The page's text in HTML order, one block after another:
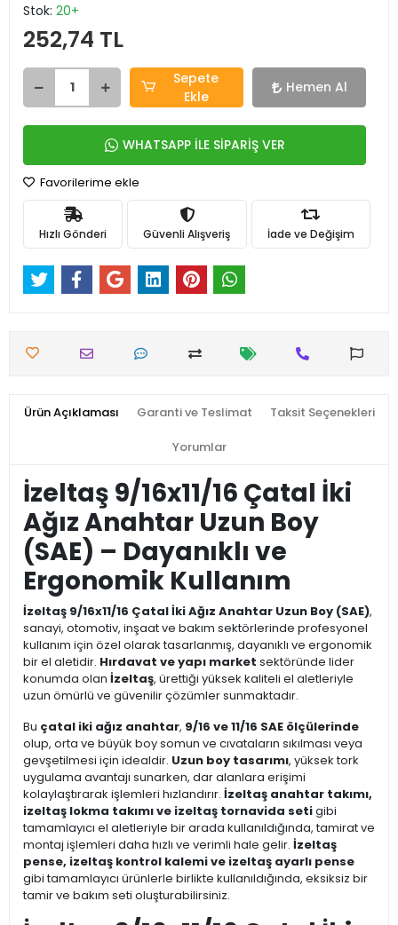
Stok: 20+
252,74 TL
Sepete
Ekle
Hemen Al
WHATSAPP İLE SİPARİŞ VER
Favorilerime ekle
Hızlı Gönderi Güvenli Alışveriş İade ve Değişim
Ürün Açıklaması Garanti ve Teslimat Taksit Seçenekleri
Yorumlar
İzeltaş 9/16x11/16 Çatal İki
Ağız Anahtar Uzun Boy
(SAE) – Dayanıklı ve
Ergonomik Kullanım
İzeltaş 9/16x11/16 Çatal İki Ağız Anahtar Uzun Boy (SAE),
sanayi, otomotiv, inşaat ve bakım sektörlerinde profesyonel
kullanım için özel olarak tasarlanmış, dayanıklı ve ergonomik
bir el aletidir. Hırdavat ve yapı market sektöründe lider
konumda olan İzeltaş, ürettiği yüksek kaliteli el aletleriyle
uzun ömürlü ve güvenilir çözümler sunmaktadır.
Bu çatal iki ağız anahtar, 9/16 ve 11/16 SAE ölçülerinde
olup, orta ve büyük boy somun ve cıvataların sıkılması veya
gevşetilmesi için idealdir. Uzun boy tasarımı, yüksek tork
uygulama avantajı sunarken, dar alanlara erişimi
kolaylaştırarak işlemleri hızlandırır. İzeltaş anahtar takımı,
izeltaş lokma takımı ve izeltaş tornavida setigibi
tamamlayıcı el aletleriyle bir arada kullanıldığında, tamirat ve
montaj işlemleri daha hızlı ve verimli hale gelir. İzeltaş
pense, izeltaş kontrol kalemi ve izeltaş ayarlı pense
gibi tamamlayıcı ürünlerle birlikte kullanıldığında, eksiksiz bir
tamir ve bakım seti oluşturabilirsiniz.